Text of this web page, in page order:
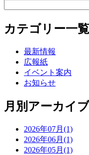
カテゴリー一覧
最新情報
広報紙
イベント案内
お知らせ
月別アーカイ
2026年07月(1)
2026年06月(1)
2026年05月(1)